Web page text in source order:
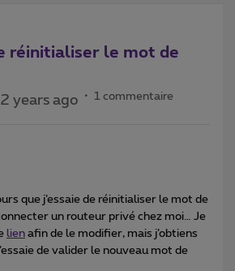
réinitialiser le mot de
years ago 1 commentaire
que j’essaie de réinitialiser le mot de
un routeur privé chez moi… Je
lien afin de le modifier, mais j’obtiens
de valider le nouveau mot de